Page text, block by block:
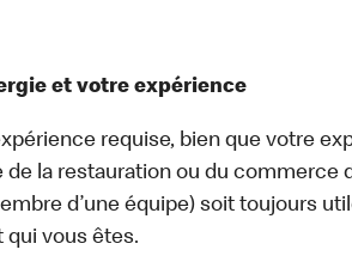
et votre expérience
requise, bien que votre
de la restauration ou du commerce
d’une équipe) soit toujours
qui vous êtes.